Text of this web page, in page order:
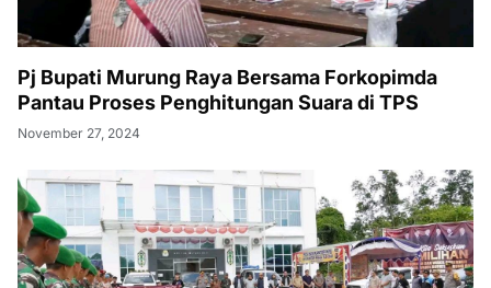
Pj Bupati Murung Raya Bersama Forkopimda
Pantau Proses Penghitungan Suara di TPS
November 27, 2024